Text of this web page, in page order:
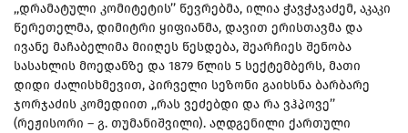
,,დრამატული კომიტეტის’’ წევრებმა, ილია ჭავჭავაძემ, აკაკი
წერეთელმა, დიმიტრი ყიფიანმა, დავით ერისთავმა და
ივანე მაჩაბელიმა მიიღეს წესდება, შეარჩიეს შენობა
სასახლის მოედანზე და 1879 წლის 5 სექტემბერს, მათი
დიდი ძალისხმევით, პირველი სეზონი გაიხსნა ბარბარე
ჯორჯაძის კომედიით ,,რას ვეძებდი და რა ვჰპოვე’’
(რეჟისორი – გ. თუმანიშვილი). აღდგენილი ქართული